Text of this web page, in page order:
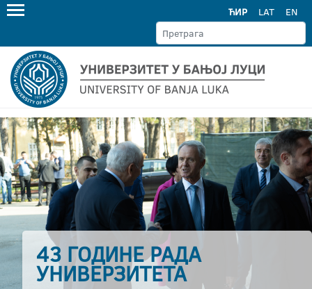
ЋИР LAT EN
43 ГОДИНЕ РАДА
УНИВЕРЗИТЕТА